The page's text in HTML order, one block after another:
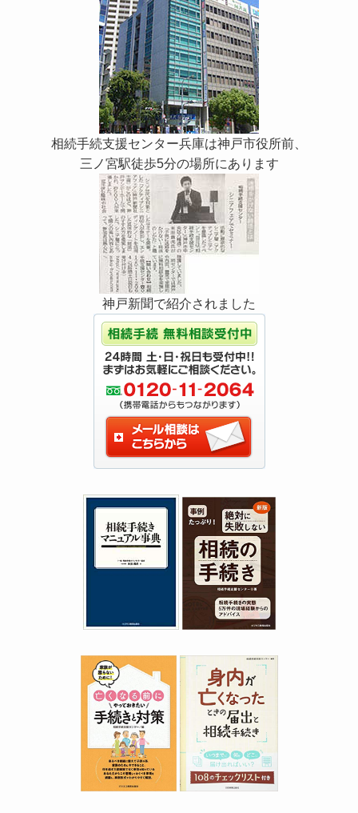
相続手続支援センター兵庫は神戸市役所前、
三ノ宮駅徒歩5分の場所にあります
神戸新聞で紹介されました